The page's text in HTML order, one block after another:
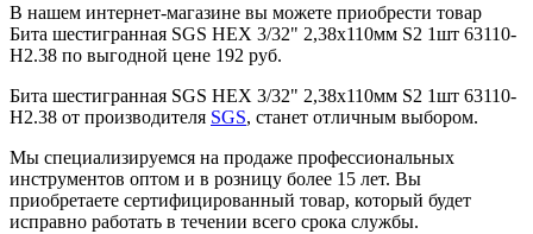
В нашем интернет-магазине вы можете приобрести товар
Бита шестигранная SGS HEX 3/32" 2,38х110мм S2 1шт 63110-
H2.38 по выгодной цене 192 руб.
Бита шестигранная SGS HEX 3/32" 2,38х110мм S2 1шт 63110-
H2.38 от производителя SGS, станет отличным выбором.
Мы специализируемся на продаже профессиональных
инструментов оптом и в розницу более 15 лет. Вы
приобретаете сертифицированный товар, который будет
исправно работать в течении всего срока службы.